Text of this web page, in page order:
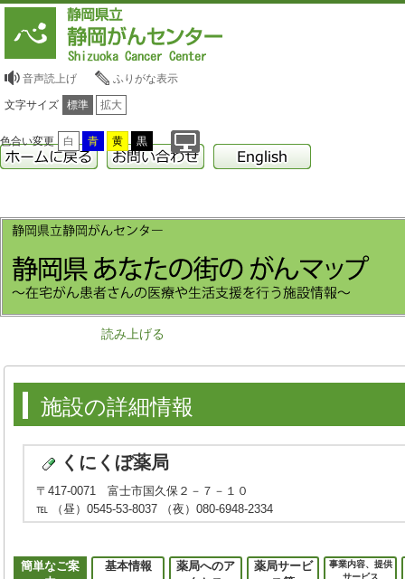
音声読上げ ふりがな表示
文字サイズ 標準 拡大
色合い変更 白 青 黄 黒
読み上げる
施設の詳細情報
くにくぼ薬局
〒417-0071 富士市国久保２－７－１０
℡ （昼）0545-53-8037 （夜）080-6948-2334
簡単なご案
基本情報
薬局へのア
薬局サービ
事業内容、提供
サービス